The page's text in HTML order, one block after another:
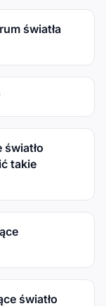
światła
takie
światło